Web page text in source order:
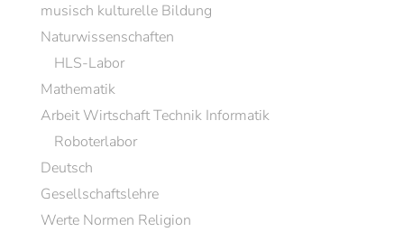
musisch kulturelle Bildung
Naturwissenschaften
HLS-Labor
Mathematik
Arbeit Wirtschaft Technik Informatik
Roboterlabor
Deutsch
Gesellschaftslehre
Werte Normen Religion